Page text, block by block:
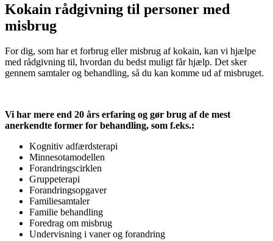
Kokain rådgivning til personer med
misbrug
For dig, som har et forbrug eller misbrug af kokain, kan vi hjælpe
med rådgivning til, hvordan du bedst muligt får hjælp. Det sker
gennem samtaler og behandling, så du kan komme ud af misbruget.
Vi har mere end 20 års erfaring og gør brug af de mest
anerkendte former for behandling, som f.eks.:
Kognitiv adfærdsterapi
Minnesotamodellen
Forandringscirklen
Gruppeterapi
Forandringsopgaver
Familiesamtaler
Familie behandling
Foredrag om misbrug
Undervisning i vaner og forandring